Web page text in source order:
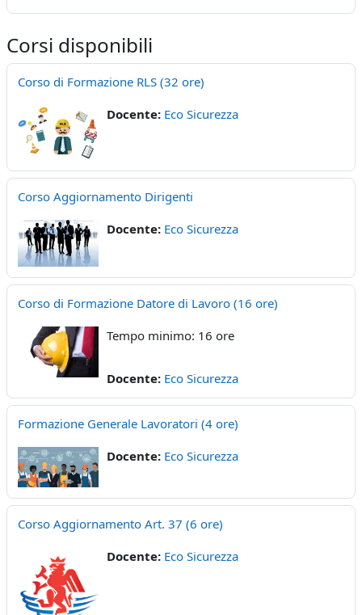
Corsi disponibili
Corso di Formazione RLS (32 ore)
Docente: Eco Sicurezza
Corso Aggiornamento Dirigenti
Docente: Eco Sicurezza
Corso di Formazione Datore di Lavoro (16 ore)
Tempo minimo: 16 ore
Docente: Eco Sicurezza
Formazione Generale Lavoratori (4 ore)
Docente: Eco Sicurezza
Corso Aggiornamento Art. 37 (6 ore)
Docente: Eco Sicurezza